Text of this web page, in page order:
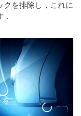
クを排除し，これに